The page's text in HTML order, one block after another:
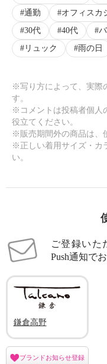
通勤
オフィスカ
30代
40代
リュック
雨の日
※写り方によって、実際
す。
※コメントは投稿者個人
役立てください。
※販売期間外の商品は、
※正しい着用サイズ・カ
い。
ご登録いた
Push通知で
鎌倉高野
ブランドお知らせ登録